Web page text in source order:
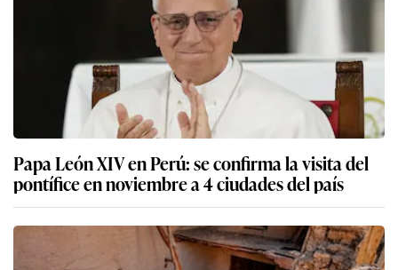
Papa León XIV en Perú: se confirma la visita del
pontífice en noviembre a 4 ciudades del país